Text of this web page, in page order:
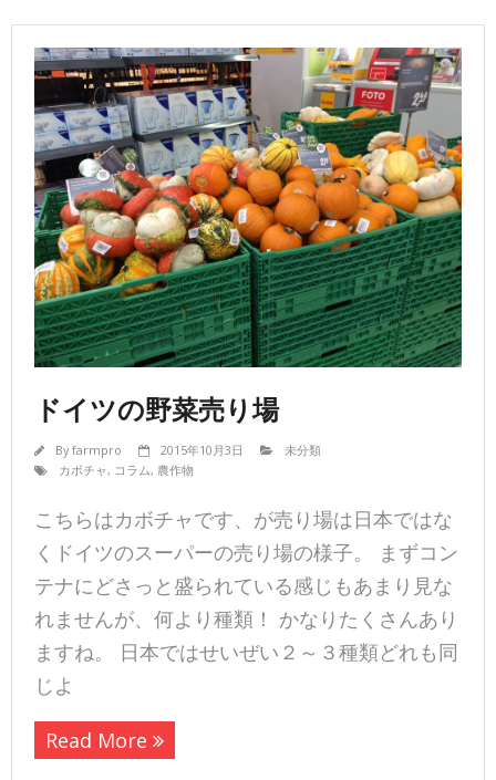
ドイツの野菜売り場
Byfarmpro 2015年10月3日
未分類
カボチャ, コラム, 農作物
こちらはカボチャです、が売り場は日本ではな
くドイツのスーパーの売り場の様子。 まずコン
テナにどさっと盛られている感じもあまり見な
れませんが、何より種類！ かなりたくさんあり
ますね。 日本ではせいぜい２～３種類どれも同
じよ
Read More